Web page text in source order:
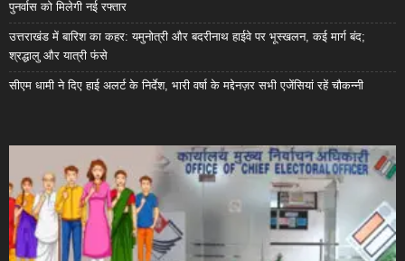
पुनर्वास को मिलेगी नई रफ्तार
उत्तराखंड में बारिश का कहर: यमुनोत्री और बदरीनाथ हाईवे पर भूस्खलन, कई मार्ग बंद;
श्रद्धालु और यात्री फंसे
सीएम धामी ने दिए हाई अलर्ट के निर्देश, भारी वर्षा के मद्देनज़र सभी एजेंसियां रहें चौकन्नी